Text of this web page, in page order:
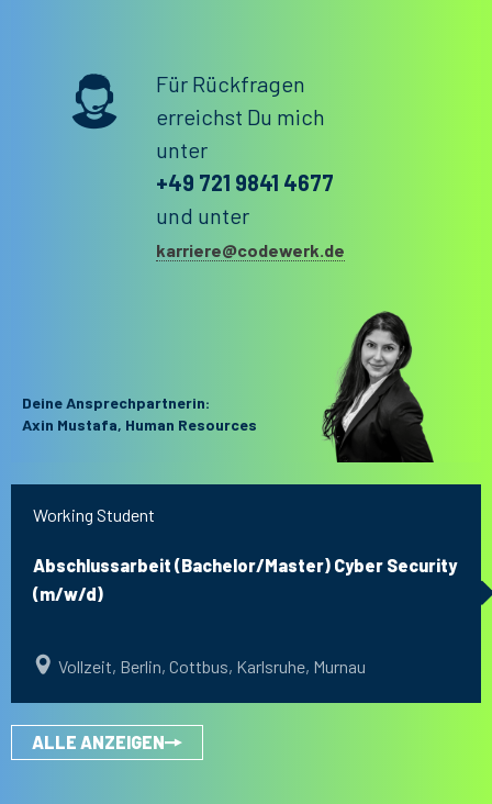
Working Student
Abschlussarbeit (Bachelor/Master) Cyber Security
(m/w/d)
Vollzeit, Berlin, Cottbus, Karlsruhe, Murnau
ALLE ANZEIGEN
Für Rückfragen
erreichst Du mich
unter
+49 721 9841 4677
und unter
karriere@codewerk.de
Deine Ansprechpartnerin:
Axin Mustafa, Human Resources